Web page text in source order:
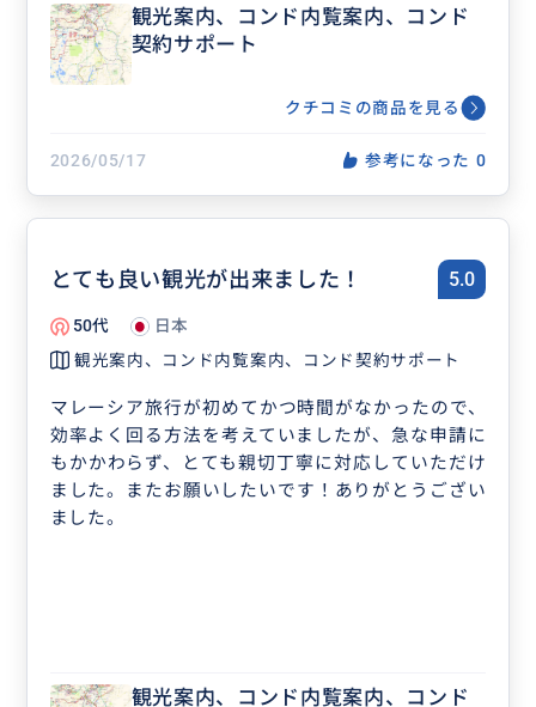
観光案内、コンド内覧案内、コンド
契約サポート
クチコミの商品を見る
2026/05/17 参考になった 0
とても良い観光が出来ました！ 5.0
50代
日本
観光案内、コンド内覧案内、コンド契約サポート
マレーシア旅行が初めてかつ時間がなかったので、
効率よく回る方法を考えていましたが、急な申請に
もかかわらず、とても親切丁寧に対応していただけ
ました。またお願いしたいです！ありがとうござい
ました。
観光案内、コンド内覧案内、コンド